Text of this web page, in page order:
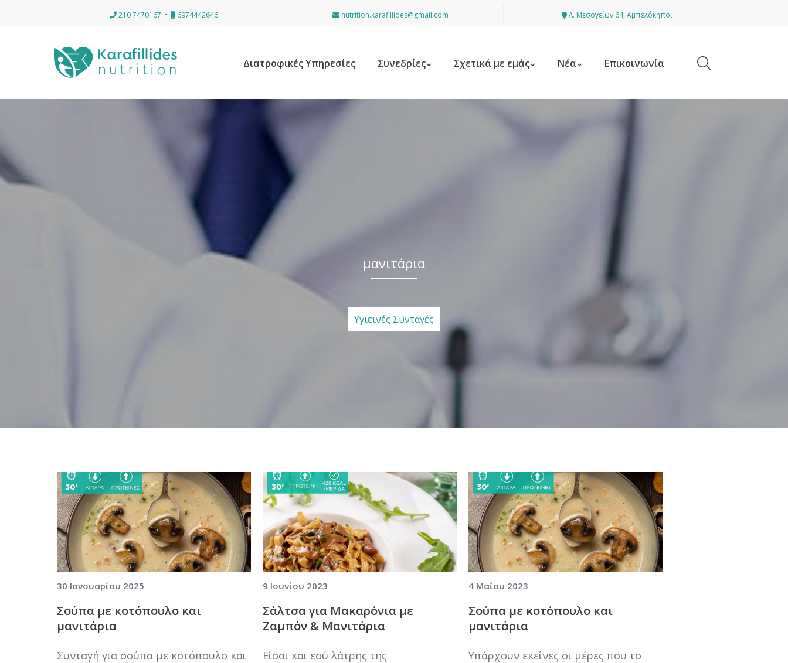
210 7470167 - 6974442646 nutrition.karafillides@gmail.com Λ. Μεσογείων 64, Αμπελόκηποι
Διατροφικές Υπηρεσίες Συνεδρίες Σχετικά με εμάς Νέα Επικοινωνία
μανιτάρια
Υγιεινές Συνταγές
30 Ιανουαρίου 2025
Σούπα με κοτόπουλο και
μανιτάρια
Συνταγή για σούπα με κοτόπουλο και
9 Ιουνίου 2023
Σάλτσα για Μακαρόνια με
Ζαμπόν & Μανιτάρια
Είσαι και εσύ λάτρης της
4 Μαΐου 2023
Σούπα με κοτόπουλο και
μανιτάρια
Υπάρχουν εκείνες οι μέρες που το